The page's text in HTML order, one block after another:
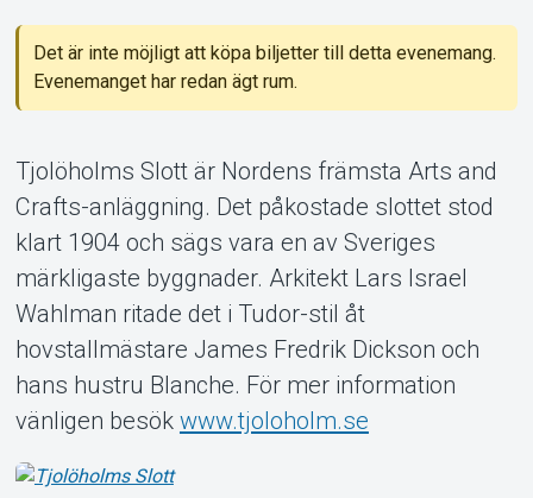
Support
Om Tickster
Det är inte möjligt att köpa biljetter till detta evenemang.
Evenemanget har redan ägt rum.
Tjolöholms Slott är Nordens främsta Arts and
Crafts-anläggning. Det påkostade slottet stod
klart 1904 och sägs vara en av Sveriges
märkligaste byggnader. Arkitekt Lars Israel
Wahlman ritade det i Tudor-stil åt
hovstallmästare James Fredrik Dickson och
hans hustru Blanche. För mer information
vänligen besök www.tjoloholm.se